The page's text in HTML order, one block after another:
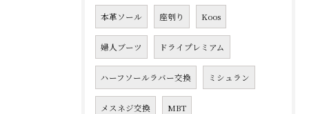
本革ソール 座刳り Koos
婦人ブーツ ドライプレミアム
ハーフソールラバー交換 ミシュラン
メスネジ交換 MBT